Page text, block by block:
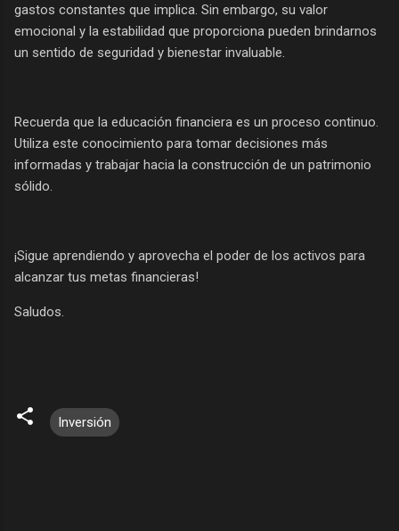
gastos constantes que implica. Sin embargo, su valor
emocional y la estabilidad que proporciona pueden brindarnos
un sentido de seguridad y bienestar invaluable.
Recuerda que la educación financiera es un proceso continuo.
Utiliza este conocimiento para tomar decisiones más
informadas y trabajar hacia la construcción de un patrimonio
sólido.
¡Sigue aprendiendo y aprovecha el poder de los activos para
alcanzar tus metas financieras!
Saludos.
Inversión